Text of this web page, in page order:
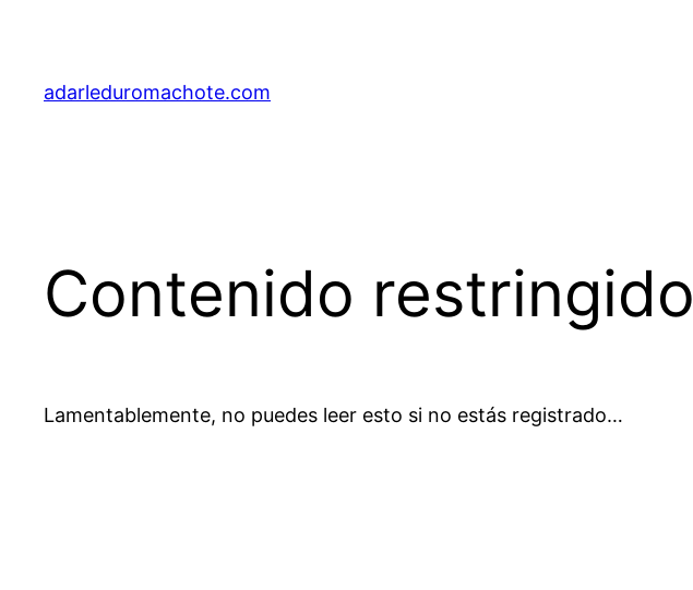
contenido
adarleduromachote.com
Contenido restringido
Lamentablemente, no puedes leer esto si no estás registrado…